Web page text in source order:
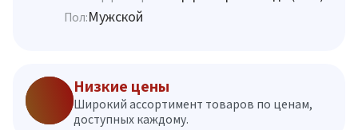
Пол:Мужской
Низкие цены
Широкий ассортимент товаров по ценам,
доступных каждому.